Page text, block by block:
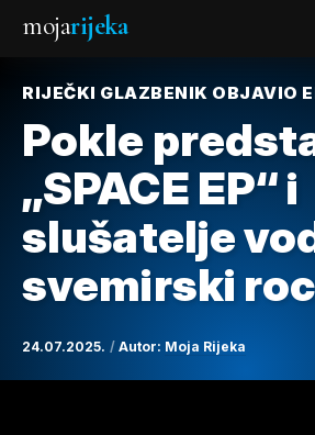
mojarijeka
RIJEČKI GLAZBENIK OBJAVIO
Pokle
„SPACE EP“ i
slušatelje
svemirski
24.07.2025. Autor: Moja Rijeka